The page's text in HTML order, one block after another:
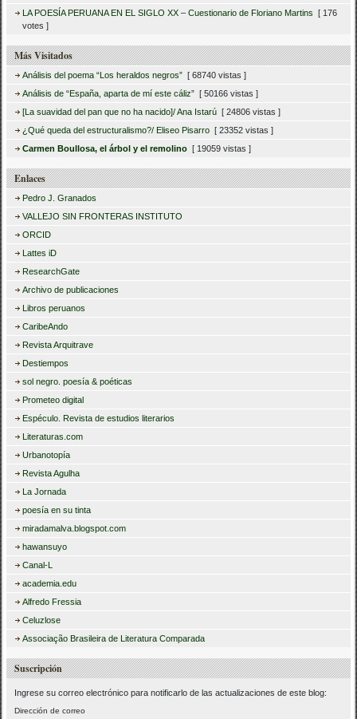
LA POESÍA PERUANA EN EL SIGLO XX – Cuestionario de Floriano Martins [ 176
votes ]
Más Visitados
Análisis del poema “Los heraldos negros” [ 68740 vistas ]
Análisis de “España, aparta de mí este cáliz” [ 50166 vistas ]
[La suavidad del pan que no ha nacido]/ Ana Istarú [ 24806 vistas ]
¿Qué queda del estructuralismo?/ Eliseo Pisarro [ 23352 vistas ]
Carmen Boullosa, el árbol y el remolino [ 19059 vistas ]
Enlaces
Pedro J. Granados
VALLEJO SIN FRONTERAS INSTITUTO
ORCID
Lattes iD
ResearchGate
Archivo de publicaciones
Libros peruanos
CaribeAndo
Revista Arquitrave
Destiempos
sol negro. poesía & poéticas
Prometeo digital
Espéculo. Revista de estudios literarios
Literaturas.com
Urbanotopía
Revista Agulha
La Jornada
poesía en su tinta
miradamalva.blogspot.com
hawansuyo
Canal-L
academia.edu
Alfredo Fressia
Celuzlose
Associação Brasileira de Literatura Comparada
Suscripción
Ingrese su correo electrónico para notificarlo de las actualizaciones de este blog:
Dirección de correo